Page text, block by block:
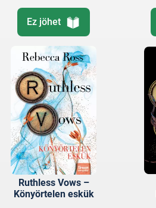
Ez jöhet
Ruthless Vows –
Könyörtelen eskük